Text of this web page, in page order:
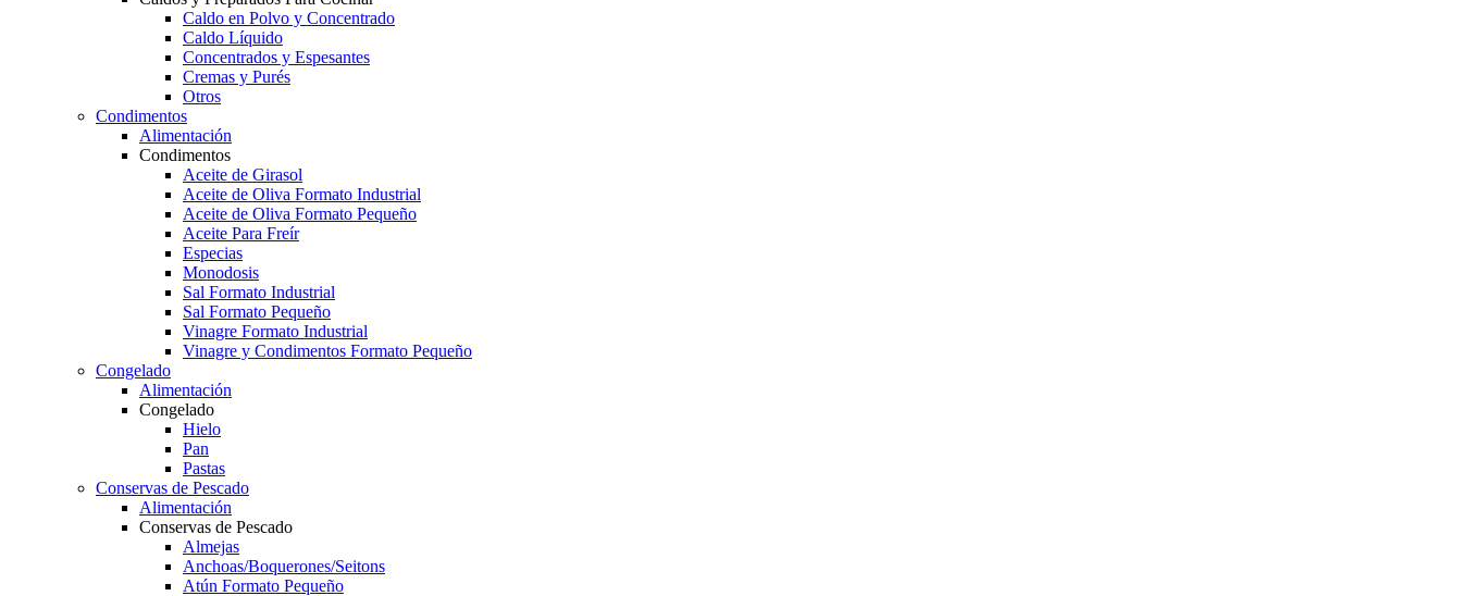
Caldo en Polvo y Concentrado
Caldo Líquido
Concentrados y Espesantes
Cremas y Purés
Otros
Condimentos
Alimentación
Condimentos
Aceite de Girasol
Aceite de Oliva Formato Industrial
Aceite de Oliva Formato Pequeño
Aceite Para Freír
Especias
Monodosis
Sal Formato Industrial
Sal Formato Pequeño
Vinagre Formato Industrial
Vinagre y Condimentos Formato Pequeño
Congelado
Alimentación
Congelado
Hielo
Pan
Pastas
Conservas de Pescado
Alimentación
Conservas de Pescado
Almejas
Anchoas/Boquerones/Seitons
Atún Formato Pequeño